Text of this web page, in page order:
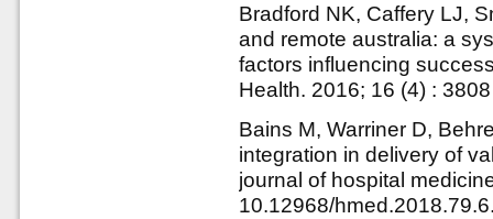
Bradford NK, Caffery LJ,
and remote australia: a
factors influencing
Health. 2016; 16 (4) : 3808
Bains M, Warriner D,
integration in delivery of
journal of hospital
10.12968/